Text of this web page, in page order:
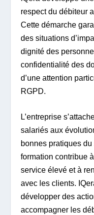
respect du débiteur
Cette démarche
des situations
dignité des
confidentialité des
d’une attention
RGPD.
L’entreprise
salariés aux
bonnes pratiques
formation contribue
service élevé et à
avec les clients.
développer des
accompagner les